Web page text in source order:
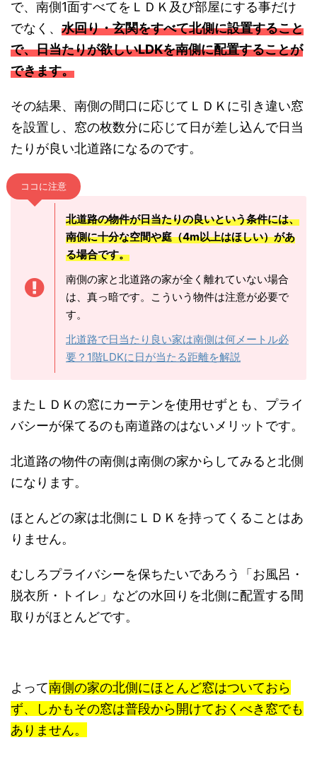
で、南側1面すべてをＬＤＫ及び部屋にする事だけ
でなく、 水回り・玄関をすべて北側に設置すること
で、日当たりが欲しいLDKを南側に配置することが
できます。
その結果、南側の間口に応じてＬＤＫに引き違い窓
を設置し、窓の枚数分に応じて日が差し込んで日当
たりが良い北道路になるのです。
ココに注意
北道路の物件が日当たりの良いという条件には、
南側に十分な空間や庭（4m以上はほしい）があ
る場合です。
南側の家と北道路の家が全く離れていない場合
は、真っ暗です。こういう物件は注意が必要で
す。
北道路で日当たり良い家は南側は何メートル必
要？1階LDKに日が当たる距離を解説
またＬＤＫの窓にカーテンを使用せずとも、プライ
バシーが保てるのも南道路のはないメリットです。
北道路の物件の南側は南側の家からしてみると北側
になります。
ほとんどの家は北側にＬＤＫを持ってくることはあ
りません。
むしろプライバシーを保ちたいであろう「お風呂・
脱衣所・トイレ」などの水回りを北側に配置する間
取りがほとんどです。
よって南側の家の北側にほとんど窓はついておら
ず、しかもその窓は普段から開けておくべき窓でも
ありません。